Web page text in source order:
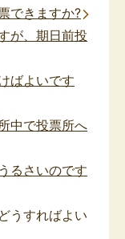
できますか?
が、期日前投
ばよいです
中で投票所へ
るさいのです
うすればよい